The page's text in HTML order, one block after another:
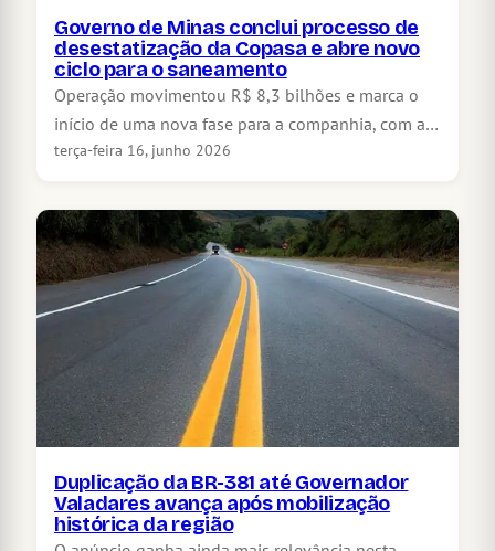
Governo de Minas conclui processo de
desestatização da Copasa e abre novo
ciclo para o saneamento
Operação movimentou R$ 8,3 bilhões e marca o
início de uma nova fase para a companhia, com a…
terça-feira 16, junho 2026
Duplicação da BR-381 até Governador
Valadares avança após mobilização
histórica da região